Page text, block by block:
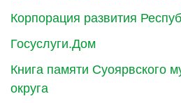
Корпорация развития
Госуслуги.Дом
Книга памяти Суоярвского
округа